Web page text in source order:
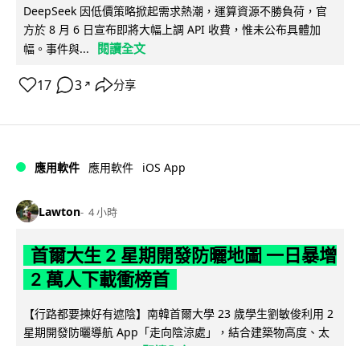
DeepSeek 因低價策略掀起需求熱潮，運算資源不勝負荷，官
方於 8 月 6 日宣布即將大幅上調 API 收費，惟未公布具體加
幅。事件與...
閱讀全文
17 3 ↗ 分享
應用軟件 應用軟件 iOS App
Lawton 4 小時
首爾大生 2 星期開發防曬地圖 一日暴增
2 萬人下載衝榜首
【行路都要揀好有遮陰】南韓首爾大學 23 歲學生劉敏俊利用 2
星期開發防曬導航 App「走向陰涼處」，結合建築物高度、太